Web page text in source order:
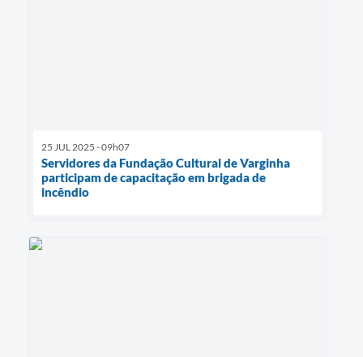
25 JUL 2025 - 09h07
Servidores da Fundação Cultural de Varginha
participam de capacitação em brigada de
incêndio